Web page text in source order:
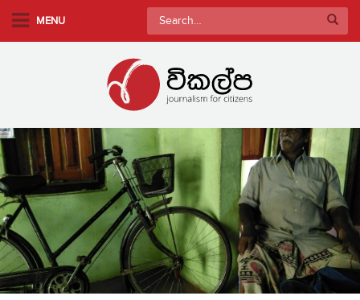
m
a
n
c
o
n
t
e
MENU
Search
for: